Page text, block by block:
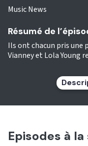
Music News
Résumé de
Ils ont chacun pris une
Vianney et Lola Young
Episodes à la